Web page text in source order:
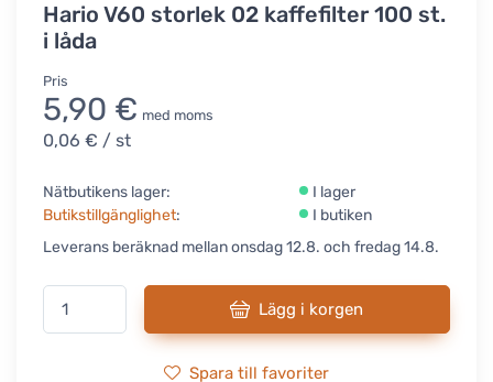
Hario V60 storlek 02 kaffefilter 100 st.
i låda
Pris
5,90 € med moms
0,06 € / st
Nätbutikens lager:
I lager
Butikstillgänglighet:
I butiken
Leverans beräknad mellan onsdag 12.8. och fredag 14.8.
Lägg i korgen
Spara till favoriter